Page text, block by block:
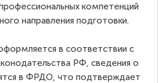
компетенций
направления подготовки.
в соответствии с
РФ, сведения о
в ФРДО, что подтверждает